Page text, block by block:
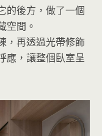
的後方，做了一個
空間。
，再透過光帶修飾
應，讓整個臥室呈